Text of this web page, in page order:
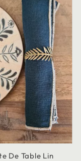
De Table Lin